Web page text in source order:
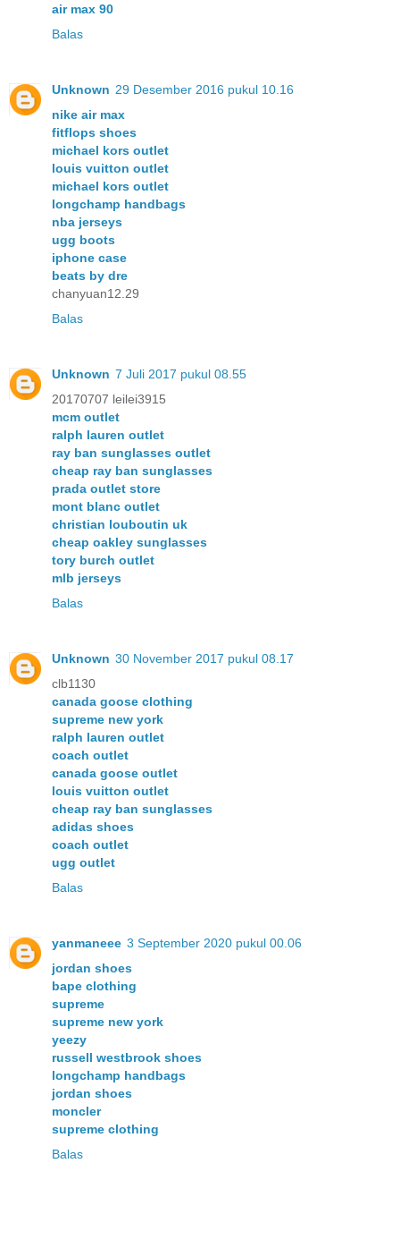
air max 90
Balas
Unknown 29 Desember 2016 pukul 10.16
nike air max
fitflops shoes
michael kors outlet
louis vuitton outlet
michael kors outlet
longchamp handbags
nba jerseys
ugg boots
iphone case
beats by dre
chanyuan12.29
Balas
Unknown 7 Juli 2017 pukul 08.55
20170707 leilei3915
mcm outlet
ralph lauren outlet
ray ban sunglasses outlet
cheap ray ban sunglasses
prada outlet store
mont blanc outlet
christian louboutin uk
cheap oakley sunglasses
tory burch outlet
mlb jerseys
Balas
Unknown 30 November 2017 pukul 08.17
clb1130
canada goose clothing
supreme new york
ralph lauren outlet
coach outlet
canada goose outlet
louis vuitton outlet
cheap ray ban sunglasses
adidas shoes
coach outlet
ugg outlet
Balas
yanmaneee 3 September 2020 pukul 00.06
jordan shoes
bape clothing
supreme
supreme new york
yeezy
russell westbrook shoes
longchamp handbags
jordan shoes
moncler
supreme clothing
Balas